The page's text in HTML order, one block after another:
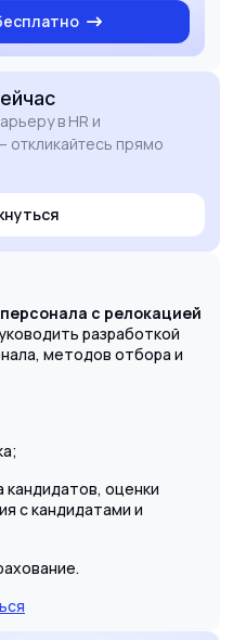
в HR и
откликайтесь прямо
с релокацией
разработкой
методов отбора и
кандидатов, оценки
с кандидатами и